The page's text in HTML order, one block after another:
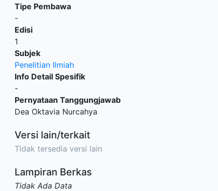
Tipe Pembawa
-
Edisi
1
Subjek
Penelitian Ilmiah
Info Detail Spesifik
-
Pernyataan Tanggungjawab
Dea Oktavia Nurcahya
Versi lain/terkait
Tidak tersedia versi lain
Lampiran Berkas
Tidak Ada Data